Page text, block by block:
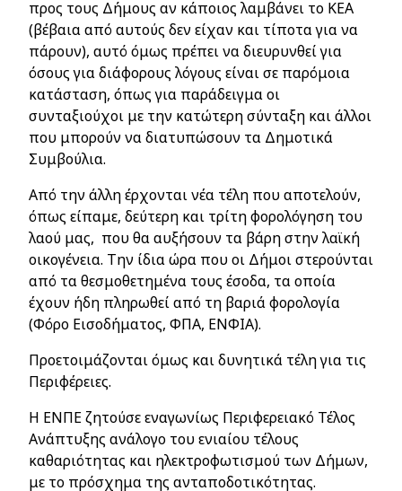
προς τους Δήμους αν κάποιος λαμβάνει το ΚΕΑ
(βέβαια από αυτούς δεν είχαν και τίποτα για να
πάρουν), αυτό όμως πρέπει να διευρυνθεί για
όσους για διάφορους λόγους είναι σε παρόμοια
κατάσταση, όπως για παράδειγμα οι
συνταξιούχοι με την κατώτερη σύνταξη και άλλοι
που μπορούν να διατυπώσουν τα Δημοτικά
Συμβούλια.
Από την άλλη έρχονται νέα τέλη που αποτελούν,
όπως είπαμε, δεύτερη και τρίτη φορολόγηση του
λαού μας, που θα αυξήσουν τα βάρη στην λαϊκή
οικογένεια. Την ίδια ώρα που οι Δήμοι στερούνται
από τα θεσμοθετημένα τους έσοδα, τα οποία
έχουν ήδη πληρωθεί από τη βαριά φορολογία
(Φόρο Εισοδήματος, ΦΠΑ, ΕΝΦΙΑ).
Προετοιμάζονται όμως και δυνητικά τέλη για τις
Περιφέρειες.
Η ΕΝΠΕ ζητούσε εναγωνίως Περιφερειακό Τέλος
Ανάπτυξης ανάλογο του ενιαίου τέλους
καθαριότητας και ηλεκτροφωτισμού των Δήμων,
με το πρόσχημα της ανταποδοτικότητας.